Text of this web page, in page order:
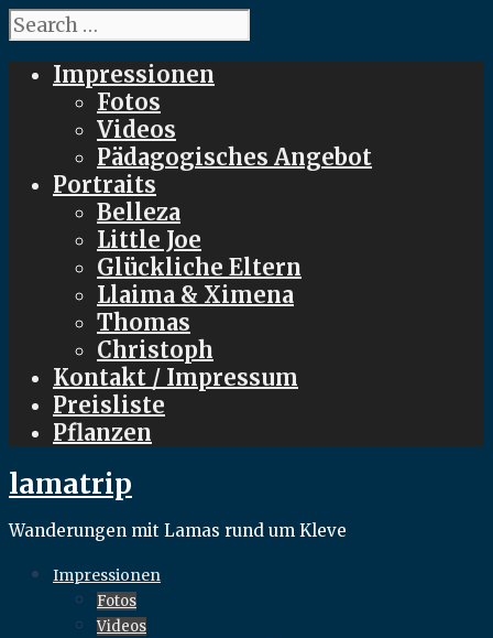
Search
for:
Impressionen
Fotos
Videos
Pädagogisches Angebot
Portraits
Belleza
Little Joe
Glückliche Eltern
Llaima & Ximena
Thomas
Christoph
Kontakt / Impressum
Preisliste
Pflanzen
lamatrip
Wanderungen mit Lamas rund um Kleve
Impressionen
Fotos
Videos